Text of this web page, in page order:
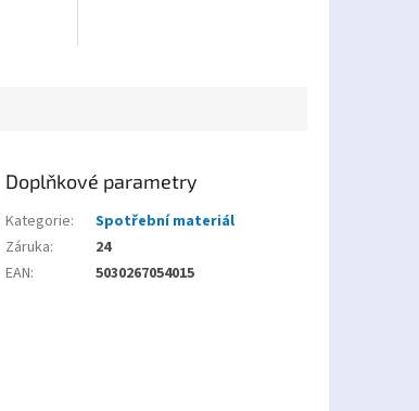
Doplňkové parametry
Kategorie:
Spotřební materiál
Záruka:
24
EAN: 5030267054015